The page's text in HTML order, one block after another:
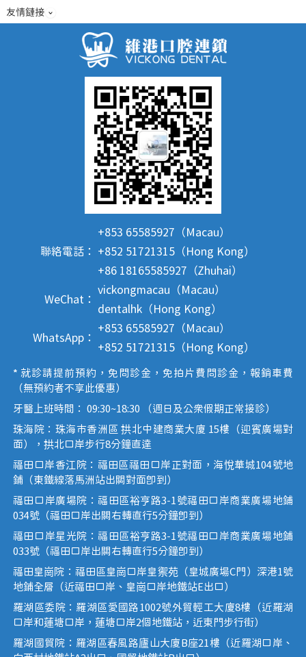
友情鏈接
聯絡電話：
+853 65585927（Macau）
+852 51721315（Hong Kong）
+86 18165585927（Zhuhai）
WeChat：
vickongmacau（Macau）
dentalhk（Hong Kong）
WhatsApp：
+853 65585927（Macau）
+852 51721315（Hong Kong）
* 就診請提前預約，免問診金，免拍片費問診金，報銷車費
（無預約者不享此優惠）
牙醫上班時間： 09:30~18:30 （週日及公眾假期正常接診）
珠海院：珠海市香洲區 拱北中建商業大廈 15樓（迎賓廣場對
面），拱北口岸步行8分鐘直達
福田口岸香江院：福田區福田口岸正對面，海悅華城104號地
鋪（東鐵線落馬洲站出關對面即到）
福田口岸廣場院：福田區裕亨路3-1號福田口岸商業廣場地鋪
034號（福田口岸出關右轉直行5分鐘即到）
福田口岸星光院：福田區裕亨路3-1號福田口岸商業廣場地鋪
033號（福田口岸出關右轉直行5分鐘即到）
福田皇崗院：福田區皇崗口岸皇禦苑（皇城廣場C門）深港1號
地鋪全層（近福田口岸、皇崗口岸地鐵站E出口）
羅湖區委院：羅湖區愛國路1002號外貿輕工大廈8樓（近羅湖
口岸和蓮塘口岸，蓮塘口岸2個地鐵站，近東門步行街）
羅湖國貿院：羅湖區春風路廬山大廈B座21樓（近羅湖口岸、